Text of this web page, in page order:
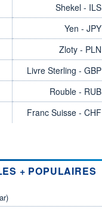
Shekel - ILS
Yen - JPY
Zloty - PLN
Livre Sterling - GBP
Rouble - RUB
Franc Suisse - CHF
+ POPULAIRES